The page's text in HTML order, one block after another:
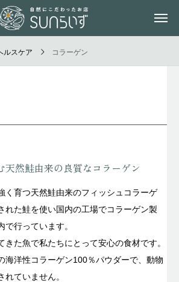
ルスケア コラーゲン
天然鮭由来の良質なコラーゲン
く育つ天然鮭由来のフィッシュコラーゲ
れた鮭を使い国内の工場でコラーゲン製
行っています。
きた魚で私たちにとって安心の食材です。
海洋性コラーゲン100％パウダーで、動物
ていません。